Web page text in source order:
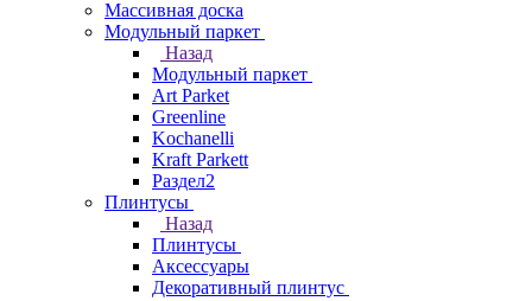
Массивная доска
Модульный паркет
Назад
Модульный паркет
Art Parket
Greenline
Kochanelli
Kraft Parkett
Раздел2
Плинтусы
Назад
Плинтусы
Аксессуары
Декоративный плинтус